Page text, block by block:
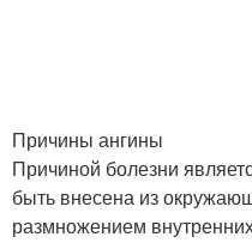
Причины ангины
Причиной болезни
быть внесена из
размножением